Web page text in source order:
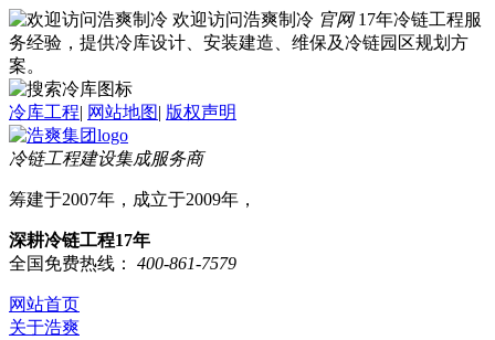
欢迎访问浩爽制冷 官网 17年冷链工程服
务经验，提供冷库设计、安装建造、维保及冷链园区规划方
案。
冷库工程| 网站地图| 版权声明
冷链工程建设集成服务商
筹建于2007年，成立于2009年，
深耕冷链工程17年
全国免费热线：
400-861-7579
网站首页
关于浩爽